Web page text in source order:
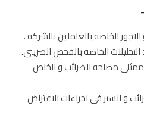
الخاصه بالعاملين بالشركه .
الخاصه بالفحص الضريبى.
مصلحه الضرائب و الخاص
و السير فى اجراءات الاعتراض